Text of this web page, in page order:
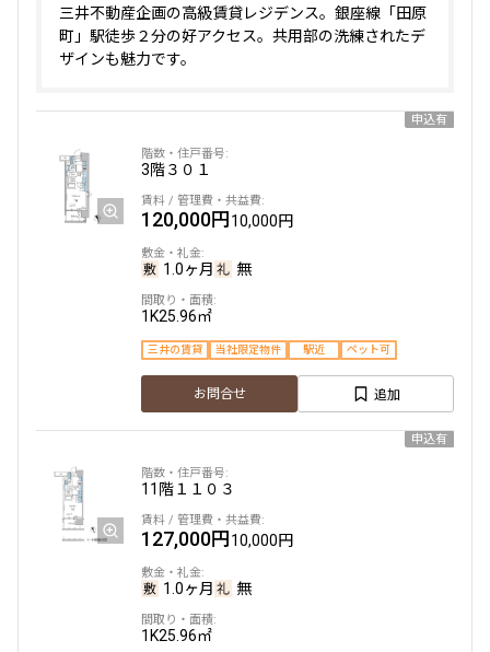
三井不動産企画の高級賃貸レジデンス。銀座線「田原
町」駅徒歩２分の好アクセス。共用部の洗練されたデ
ザインも魅力です。
申込有
3階３０１
120,000円10,000円
1.0ヶ月 無
1K25.96㎡
三井の賃貸 当社限定物件 駅近 ペット可
お問合せ 追加
申込有
11階１１０３
127,000円10,000円
1.0ヶ月 無
1K25.96㎡